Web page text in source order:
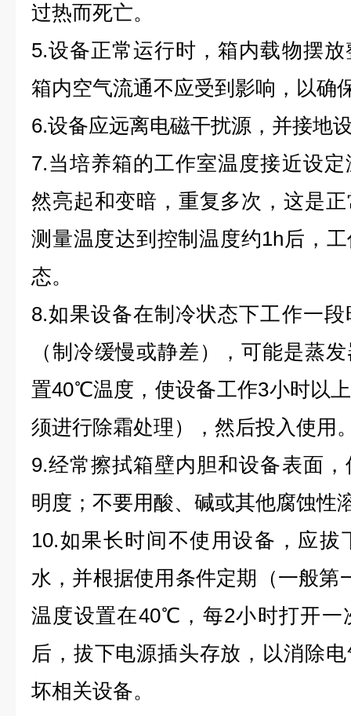
过热而死亡。
5.设备正常运行时，箱内载物摆
箱内空气流通不应受到影响，以确
6.设备应远离电磁干扰源，并接地
7.当培养箱的工作室温度接近设
然亮起和变暗，重复多次，这是
测量温度达到控制温度约1h后，
态。
8.如果设备在制冷状态下工作一
（制冷缓慢或静差），可能是蒸
置40℃温度，使设备工作3小时以
须进行除霜处理），然后投入使用
9.经常擦拭箱壁内胆和设备表面
明度；不要用酸、碱或其他腐蚀性
10.如果长时间不使用设备，应拔
水，并根据使用条件定期（一般第
温度设置在40℃，每2小时打开一
后，拔下电源插头存放，以消除
坏相关设备。